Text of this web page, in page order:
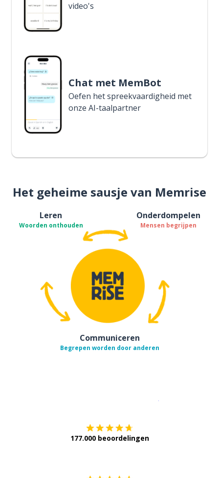
video's
Chat met MemBot
Oefen het spreekvaardigheid met
onze AI-taalpartner
Het geheime sausje van Memrise
Leren
Woorden onthouden
Onderdompelen
Mensen begrijpen
Communiceren
Begrepen worden door anderen
177.000 beoordelingen